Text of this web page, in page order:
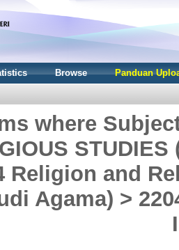
Browse Panduan
where
Religion and
Agama) >